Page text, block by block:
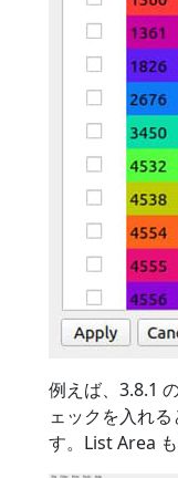
例えば、3.8.1
ェックを入れ
す。List Area も